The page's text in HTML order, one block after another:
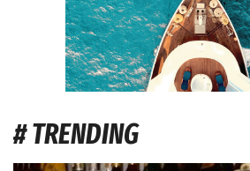
# TRENDING